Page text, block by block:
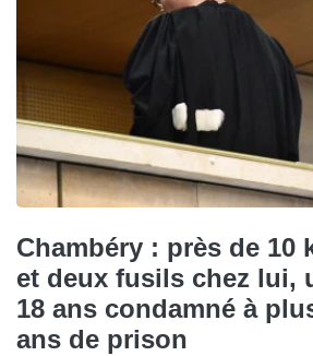
Chambéry : près de 10
et deux fusils chez lui,
18 ans condamné à
ans de prison